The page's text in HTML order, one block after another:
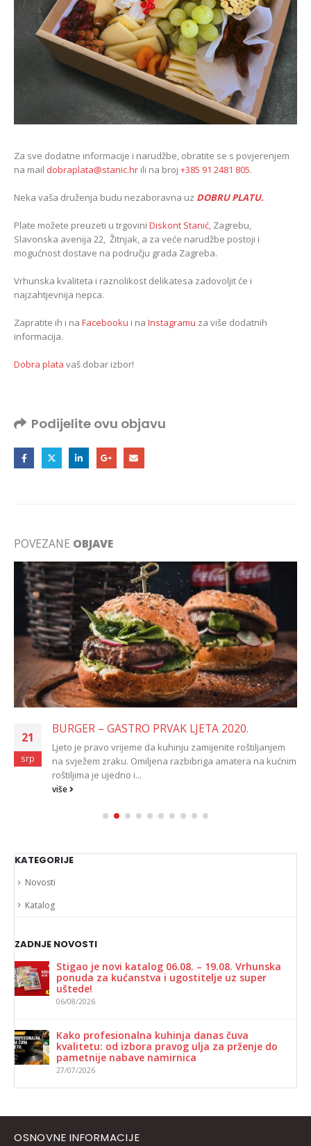
Za sve dodatne informacije i narudžbe, obratite se s povjerenjem
na mail dobraplata@stanic.hr ili na broj +385 91 2481 805.
Neka vaša druženja budu nezaboravna uz DOBRU PLATU.
Plate možete preuzeti u trgovini Diskont Stanić, Zagrebu,
Slavonska avenija 22, Žitnjak, a za veće narudžbe postoji i
mogućnost dostave na području grada Zagreba.
Vrhunska kvaliteta i raznolikost delikatesa zadovoljit će i
najzahtjevnija nepca.
Zapratite ih i na Facebooku i na Instagramu za više dodatnih
informacija.
Dobra plata vaš dobar izbor!
Podijelite ovu objavu
POVEZANE OBJAVE
21
srp
BURGER – GASTRO PRVAK LJETA 2020.
Ljeto je pravo vrijeme da kuhinju zamijenite roštiljanjem
na svježem zraku. Omiljena razbibriga amatera na kućnim
roštiljima je ujedno i...
više
KATEGORIJE
Novosti
Katalog
ZADNJE NOVOSTI
Stigao je novi katalog 06.08. – 19.08. Vrhunska
ponuda za kućanstva i ugostitelje uz super
uštede!
06/08/2026
Kako profesionalna kuhinja danas čuva
kvalitetu: od izbora pravog ulja za prženje do
pametnije nabave namirnica
27/07/2026
OSNOVNE INFORMACIJE